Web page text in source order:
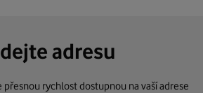
adresu
přesnou rychlost dostupnou na vaší adrese